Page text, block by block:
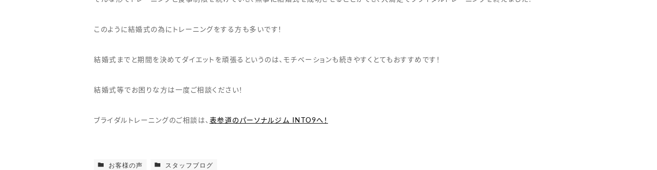
このように結婚式の為にトレーニングをする方も多いです！
結婚式までと期間を決めてダイエットを頑張るというのは、モチベーションも続きやすくとてもおすすめです！
結婚式等でお困りな方は一度ご相談ください！
ブライダルトレーニングのご相談は、 表参道のパーソナルジム INTO9へ！
お客様の声 スタッフブログ